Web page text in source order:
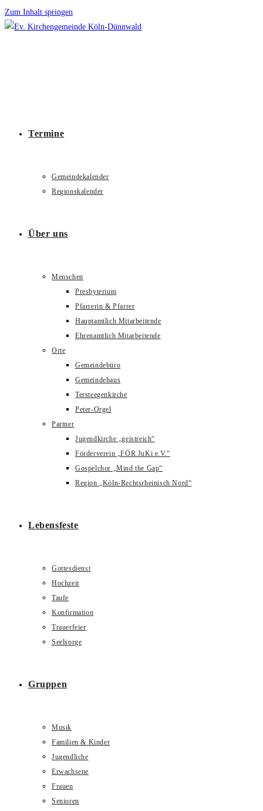
Zum Inhalt springen
Termine
Gemeindekalender
Regionskalender
Über uns
Menschen
Presbyterium
Pfarrerin & Pfarrer
Hauptamtlich Mitarbeitende
Ehrenamtlich Mitarbeitende
Orte
Gemeindebüro
Gemeindehaus
Tersteegenkirche
Peter-Orgel
Partner
Jugendkirche „geistreich“
Förderverein „FÖR JuKi e.V.“
Gospelchor „Mind the Gap“
Region „Köln-Rechtsrheinisch Nord“
Lebensfeste
Gottesdienst
Hochzeit
Taufe
Konfirmation
Trauerfeier
Seelsorge
Gruppen
Musik
Familien & Kinder
Jugendliche
Erwachsene
Frauen
Senioren